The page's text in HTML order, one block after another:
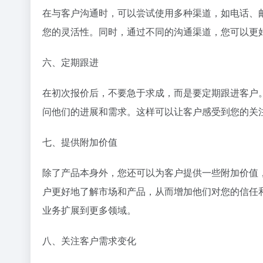
在与客户沟通时，可以尝试使用多种渠道，如电话
您的灵活性。同时，通过不同的沟通渠道，您可以
六、定期跟进
在初次报价后，不要急于求成，而是要定期跟进客
问他们的进展和需求。这样可以让客户感受到您的
七、提供附加价值
除了产品本身外，您还可以为客户提供一些附加价
户更好地了解市场和产品，从而增加他们对您的信
业务扩展到更多领域。
八、关注客户需求变化